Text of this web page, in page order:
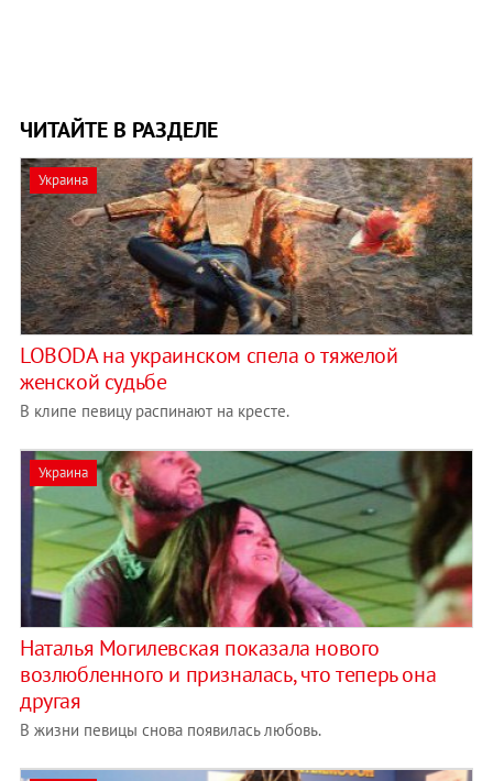
ЧИТАЙТЕ В РАЗДЕЛЕ
Украина
LOBODA на украинском спела о тяжелой
женской судьбе
В клипе певицу распинают на кресте.
Украина
Наталья Могилевская показала нового
возлюбленного и призналась, что теперь она
другая
В жизни певицы снова появилась любовь.